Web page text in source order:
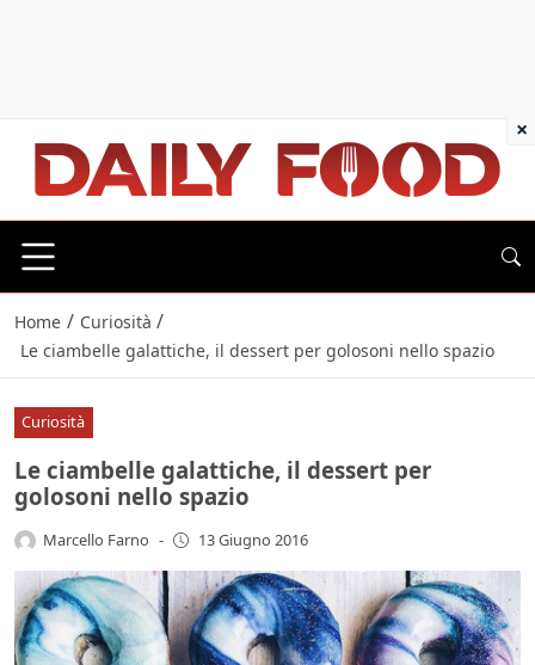
Home / Curiosità /
Le ciambelle galattiche, il dessert per golosoni nello spazio
Curiosità
Le ciambelle galattiche, il dessert per
golosoni nello spazio
Marcello Farno - 13 Giugno 2016
×